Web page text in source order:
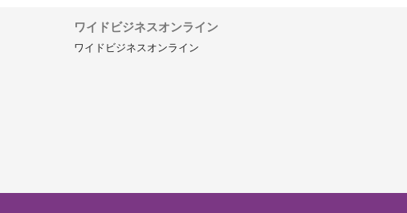
ワイドビジネスオンライン
ワイドビジネスオンライン